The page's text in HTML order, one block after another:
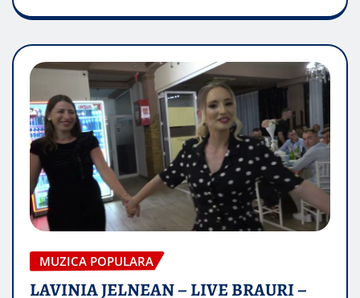
MUZICA POPULARA
LAVINIA JELNEAN – LIVE BRAURI –